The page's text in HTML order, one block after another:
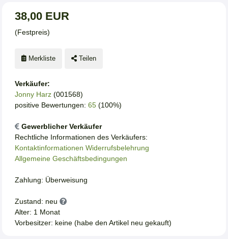
38,00 EUR
(Festpreis)
Merkliste Teilen
Verkäufer:
Jonny Harz (001568)
positive Bewertungen: 65 (100%)
Gewerblicher Verkäufer
Rechtliche Informationen des Verkäufers:
Kontaktinformationen Widerrufsbelehrung
Allgemeine Geschäftsbedingungen
Zahlung: Überweisung
Zustand: neu
Alter: 1 Monat
Vorbesitzer: keine (habe den Artikel neu gekauft)